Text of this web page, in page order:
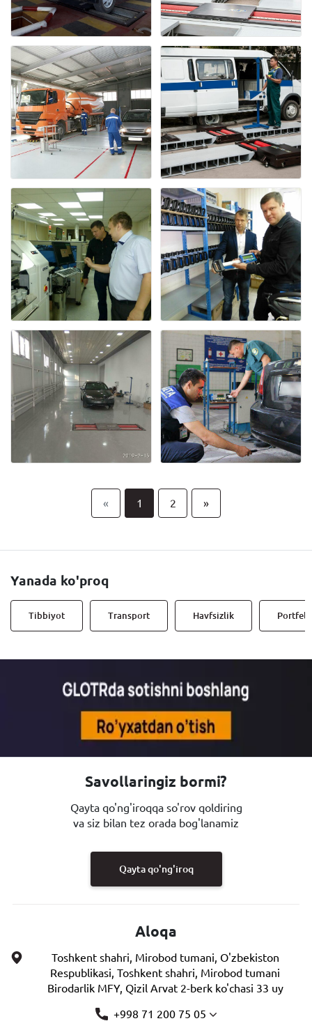
« 1 2 »
Yanada ko'proq
Tibbiyot Transport Havfsizlik
Savollaringiz bormi?
Qayta qo'ng'iroqqa so'rov qoldiring
va siz bilan tez orada bog'lanamiz
Qayta qo'ng'iroq
Aloqa
Toshkent shahri, Mirobod tumani, O'zbekiston
Respublikasi, Toshkent shahri, Mirobod tumani
Birodarlik MFY, Qizil Arvat 2-berk ko'chasi 33 uy
+998 71 200 75 05